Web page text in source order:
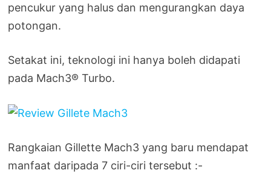
pencukur yang halus dan mengurangkan daya
potongan.
Setakat ini, teknologi ini hanya boleh didapati
pada Mach3® Turbo.
Rangkaian Gillette Mach3 yang baru mendapat
manfaat daripada 7 ciri-ciri tersebut :-